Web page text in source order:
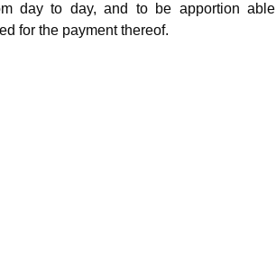
day to day, and to be apportion able
for the payment thereof.